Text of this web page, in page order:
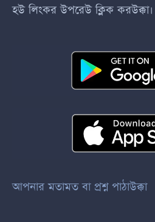
হউ লিংকর উপরেউ ক্লিক করউক্কা।
আপনার মতামত বা প্রশ্ন পাঠাউক্কা